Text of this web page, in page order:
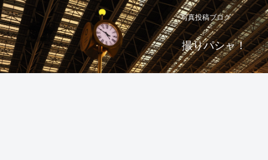
写真投稿ブログ
撮りパシャ！